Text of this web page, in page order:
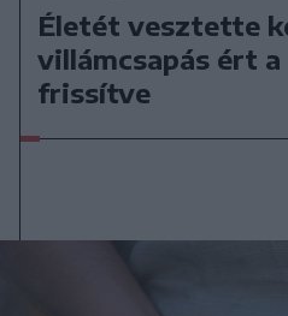
Életét vesztette
villámcsapás ért
frissítve